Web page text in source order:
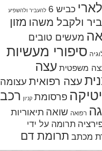
כביש 6 להעביר ולהשפיע
ולקבל משהו מזון
מעשים טובים
סיפורי מעשיות
משפטית עצה
עצה רפואית עצומה
פרסומת קניון רכב
רפואה שואה תיאוריות
תרומה על ידי
מכתב תרומת דם